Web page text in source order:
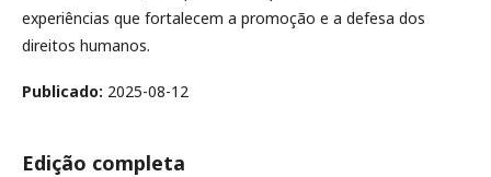
experiências que fortalecem a promoção e a defesa dos
direitos humanos.
Publicado: 2025-08-12
Edição completa